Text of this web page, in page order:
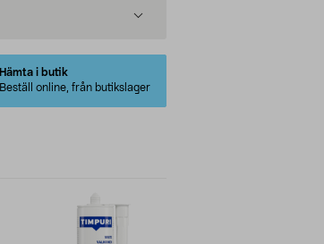
Hämta i butik
Beställ online, från butikslager